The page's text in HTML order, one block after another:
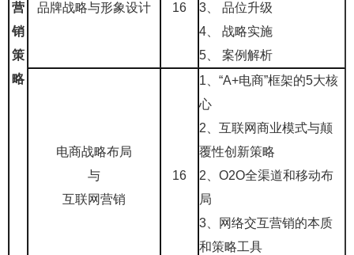
营
销
策
略
品牌战略与形象设计 16
3、 品位升级
4、 战略实施
5、 案例解析
电商战略布局
与
互联网营销
16
1、“A+电商”框架的5大核
心
2、互联网商业模式与颠
覆性创新策略
2、O2O全渠道和移动布
局
3、网络交互营销的本质
和策略工具